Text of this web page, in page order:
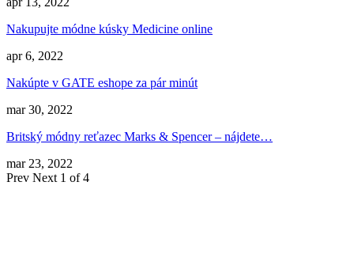
Nakupujte módne kúsky Medicine online
apr 6, 2022
Nakúpte v GATE eshope za pár minút
mar 30, 2022
Britský módny reťazec Marks & Spencer – nájdete…
mar 23, 2022
Prev Next 1 of 4